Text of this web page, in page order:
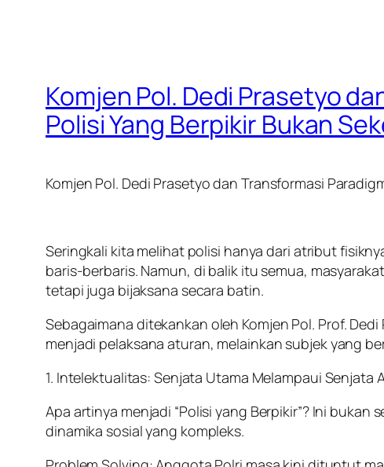
Komjen Pol. Dedi Prasetyo
Polisi Yang Berpikir Bukan
Komjen Pol. Dedi Prasetyo dan Transformasi
Seringkali kita melihat polisi hanya dari atribut
baris-berbaris. Namun, di balik itu semua,
tetapi juga bijaksana secara batin.
Sebagaimana ditekankan oleh Komjen Pol. Prof.
menjadi pelaksana aturan, melainkan subjek yang
1. Intelektualitas: Senjata Utama Melampaui Senjata
Apa artinya menjadi “Polisi yang Berpikir”? Ini
dinamika sosial yang kompleks.